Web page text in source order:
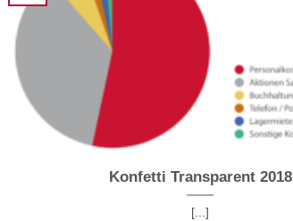
Konfetti Transparent 2018
[...]